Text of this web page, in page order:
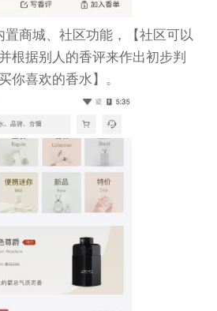
置商城、社区功能，【社区可以
根据别人的香评来作出初步判
你喜欢的香水】。